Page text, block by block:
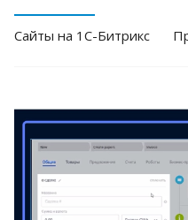
Cайты на 1С-Битрикс